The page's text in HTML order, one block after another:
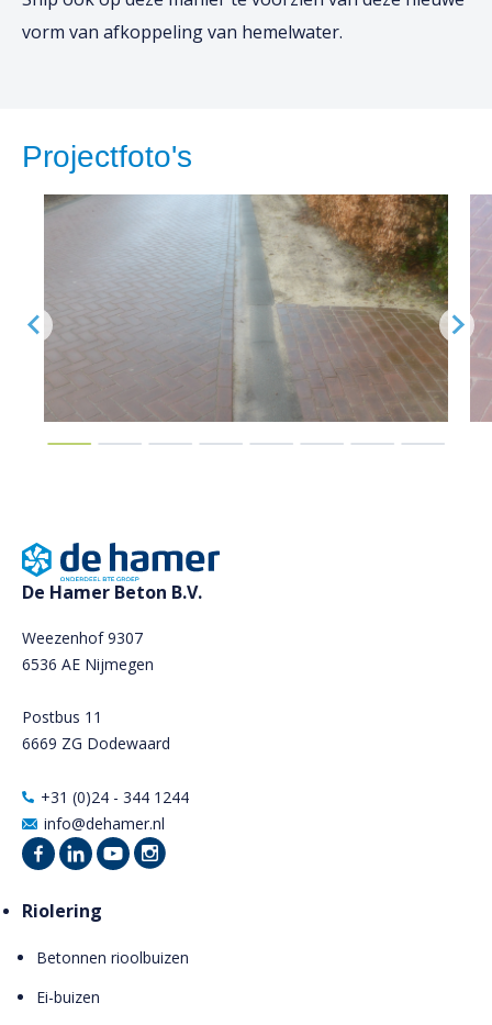
vorm van afkoppeling van hemelwater.
Projectfoto's
De Hamer Beton B.V.
Weezenhof 9307
6536 AE Nijmegen
Postbus 11
6669 ZG Dodewaard
+31 (0)24 - 344 1244
info@dehamer.nl
Riolering
Betonnen rioolbuizen
Ei-buizen